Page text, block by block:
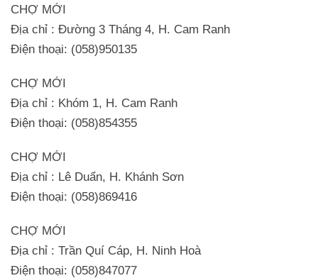
CHỢ MỚI
Địa chỉ : Đường 3 Tháng 4, H. Cam Ranh
Điện thoại: (058)950135
CHỢ MỚI
Địa chỉ : Khóm 1, H. Cam Ranh
Điện thoại: (058)854355
CHỢ MỚI
Địa chỉ : Lê Duẩn, H. Khánh Sơn
Điện thoại: (058)869416
CHỢ MỚI
Địa chỉ : Trần Quí Cáp, H. Ninh Hoà
Điện thoại: (058)847077